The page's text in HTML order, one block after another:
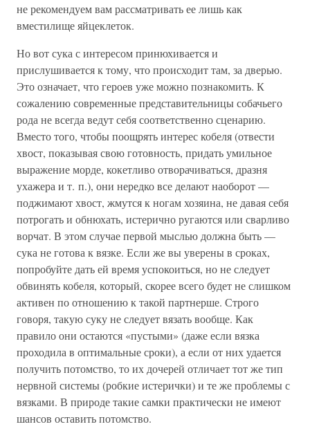
не рекомендуем вам рассматривать ее лишь как
вместилище яйцеклеток.
Но вот сука с интересом принюхивается и
прислушивается к тому, что происходит там, за дверью.
Это означает, что героев уже можно познакомить. К
сожалению современные представительницы собачьего
рода не всегда ведут себя соответственно сценарию.
Вместо того, чтобы поощрять интерес кобеля (отвести
хвост, показывая свою готовность, придать умильное
выражение морде, кокетливо отворачиваться, дразня
ухажера и т. п.), они нередко все делают наоборот —
поджимают хвост, жмутся к ногам хозяина, не давая себя
потрогать и обнюхать, истерично ругаются или сварливо
ворчат. В этом случае первой мыслью должна быть —
сука не готова к вязке. Если же вы уверены в сроках,
попробуйте дать ей время успокоиться, но не следует
обвинять кобеля, который, скорее всего будет не слишком
активен по отношению к такой партнерше. Строго
говоря, такую суку не следует вязать вообще. Как
правило они остаются «пустыми» (даже если вязка
проходила в оптимальные сроки), а если от них удается
получить потомство, то их дочерей отличает тот же тип
нервной системы (робкие истерички) и те же проблемы с
вязками. В природе такие самки практически не имеют
шансов оставить потомство.